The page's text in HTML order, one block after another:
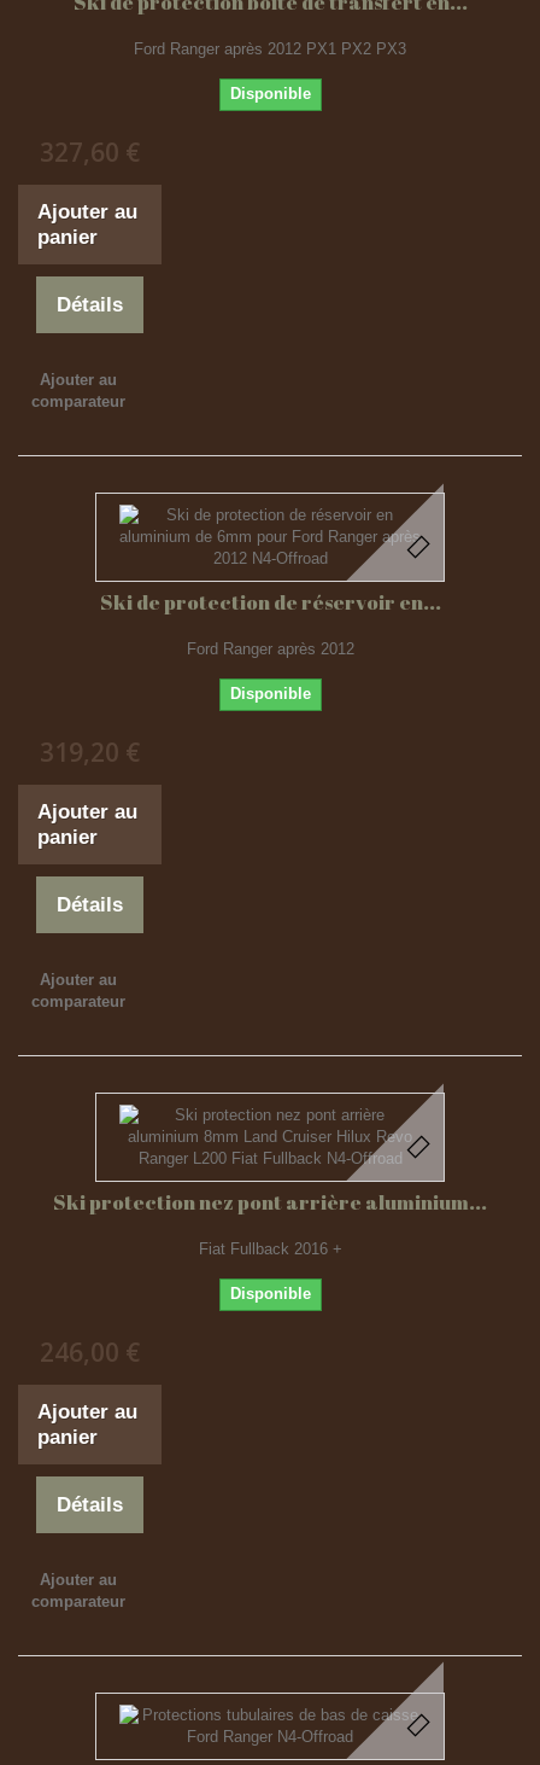
Ford Ranger après 2012 PX1 PX2 PX3
Disponible
327,60 €
Ajouter au
panier
Détails
Ajouter au
comparateur
Ski de protection de réservoir en...
Ford Ranger après 2012
Disponible
319,20 €
Ajouter au
panier
Détails
Ajouter au
comparateur
Ski protection nez pont arrière aluminium...
Fiat Fullback 2016 +
Disponible
246,00 €
Ajouter au
panier
Détails
Ajouter au
comparateur